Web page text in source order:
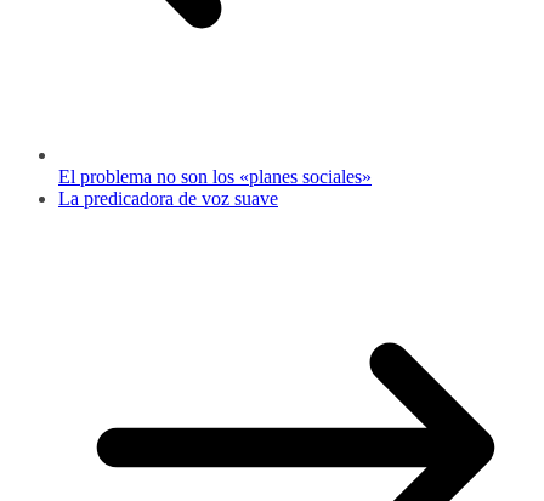
El problema no son los «planes sociales»
La predicadora de voz suave